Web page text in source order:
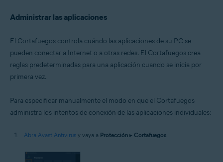
Administrar las aplicaciones
El Cortafuegos controla cuándo las aplicaciones de su PC se
pueden conectar a Internet o a otras redes. El Cortafuegos crea
reglas predeterminadas para una aplicación cuando se inicia por
primera vez.
Para especificar manualmente el modo en que el Cortafuegos
administra los intentos de conexión de las aplicaciones individuales:
Abra Avast Antivirus y vaya a Protección ▸ Cortafuegos.